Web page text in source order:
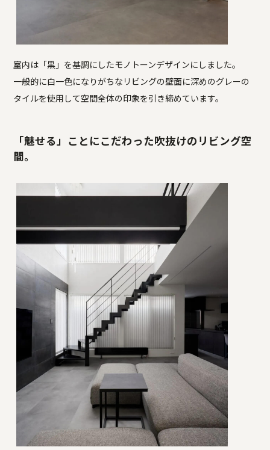
室内は「黒」を基調にしたモノトーンデザインにしました。
一般的に白一色になりがちなリビングの壁面に深めのグレーの
タイルを使用して空間全体の印象を引き締めています。
「魅せる」ことにこだわった吹抜けのリビング空
間。